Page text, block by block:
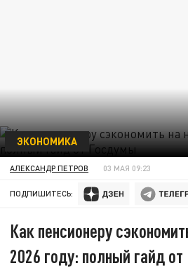
ЭКОНОМИКА
АЛЕКСАНДР ПЕТРОВ 03 МАЯ 09:23
ПОДПИШИТЕСЬ:
Как пенсионеру
2026 году: полный гайд